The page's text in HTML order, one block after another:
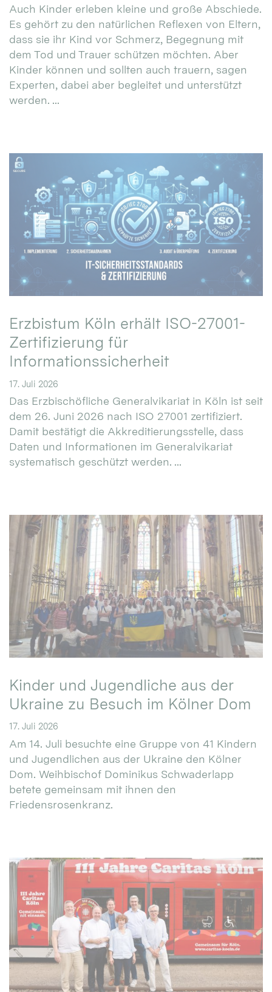
Auch Kinder erleben kleine und große Abschiede.
Es gehört zu den natürlichen Reflexen von Eltern,
dass sie ihr Kind vor Schmerz, Begegnung mit
dem Tod und Trauer schützen möchten. Aber
Kinder können und sollten auch trauern, sagen
Experten, dabei aber begleitet und unterstützt
werden. ...
Erzbistum Köln erhält ISO-27001-
Zertifizierung für
Informationssicherheit
17. Juli 2026
Das Erzbischöfliche Generalvikariat in Köln ist seit
dem 26. Juni 2026 nach ISO 27001 zertifiziert.
Damit bestätigt die Akkreditierungsstelle, dass
Daten und Informationen im Generalvikariat
systematisch geschützt werden. ...
Kinder und Jugendliche aus der
Ukraine zu Besuch im Kölner Dom
17. Juli 2026
Am 14. Juli besuchte eine Gruppe von 41 Kindern
und Jugendlichen aus der Ukraine den Kölner
Dom. Weihbischof Dominikus Schwaderlapp
betete gemeinsam mit ihnen den
Friedensrosenkranz.